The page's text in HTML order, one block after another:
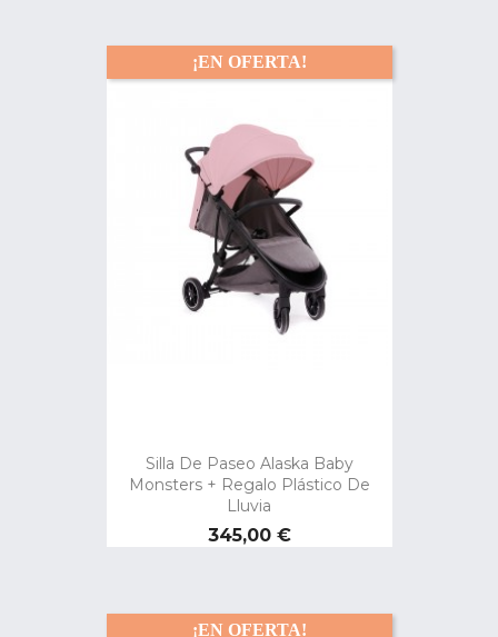
Silla De Paseo Alaska Baby
Monsters + Regalo Plástico De
Lluvia
Precio
345,00 €
¡EN OFERTA!
¡EN OFERTA!